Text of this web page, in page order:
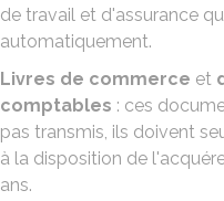
de travail et d'assurance
automatiquement.
Livres de commerce et
comptables : ces
pas transmis, ils doivent
à la disposition de
ans.